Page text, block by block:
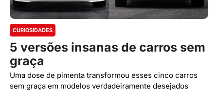
CURIOSIDADES
5 versões insanas de carros sem
graça
Uma dose de pimenta transformou esses cinco carros
sem graça em modelos verdadeiramente desejados